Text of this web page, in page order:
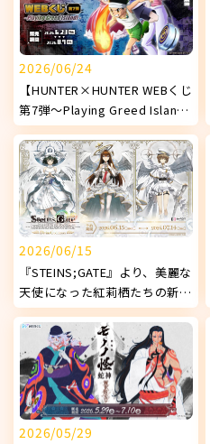
2026/06/24
【HUNTER×HUNTER WEBくじ
第7弾～Playing Greed Island!
～】販売開始！
2026/06/15
『STEINS;GATE』より、美麗な
天使になった紅莉栖たちの新オ
リジナルグッズが発売決定！
2026/05/29